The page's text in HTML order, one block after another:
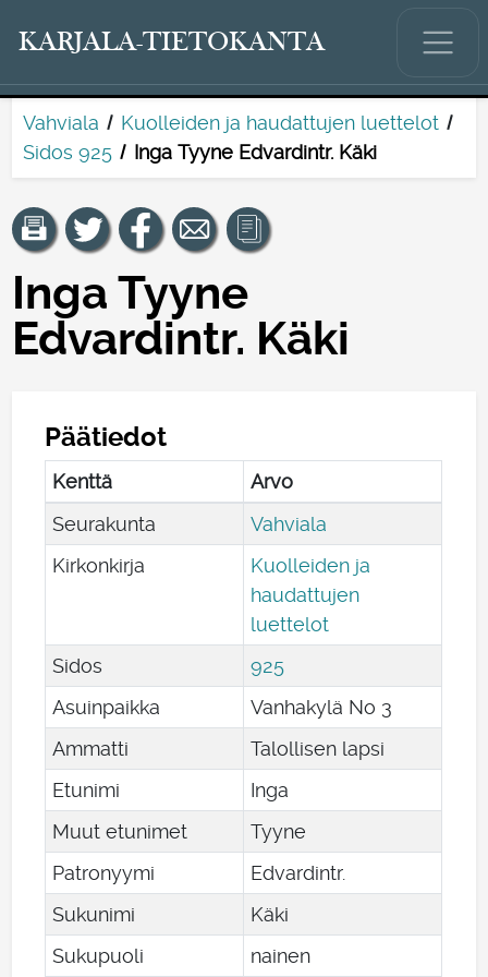
KARJALA-TIETOKANTA
Vahviala
Kuolleiden ja haudattujen luettelot
Sidos 925
Inga Tyyne Edvardintr. Käki
Inga Tyyne
Edvardintr. Käki
Päätiedot
Kenttä
Arvo
Seurakunta
Vahviala
Kirkonkirja
Kuolleiden ja
haudattujen
luettelot
Sidos
925
Asuinpaikka
Vanhakylä No 3
Ammatti
Talollisen lapsi
Etunimi
Inga
Muut etunimet
Tyyne
Patronyymi
Edvardintr.
Sukunimi
Käki
Sukupuoli
nainen